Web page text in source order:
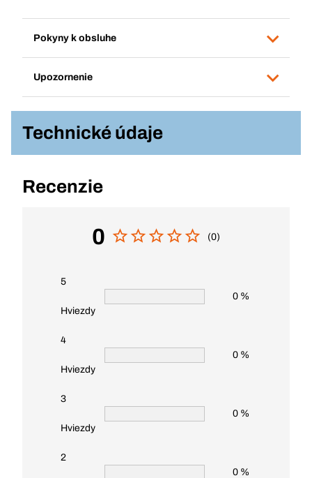
Pokyny k obsluhe
Upozornenie
Technické údaje
Recenzie
0 (0)
5
Hviezdy
0 %
4
Hviezdy
0 %
3
Hviezdy
0 %
2
0 %